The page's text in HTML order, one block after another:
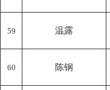
59 温露
60 陈钢